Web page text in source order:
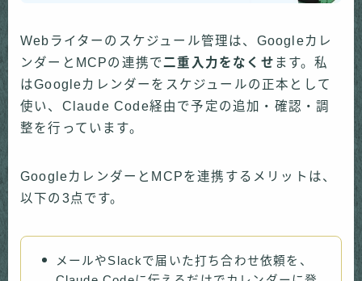
Webライターのスケジュール管理は、Googleカレ
ンダーとMCPの連携で二重入力をなくせ ます。私
はGoogleカレンダーをスケジュールの正本として
使い、Claude Code経由で予定の追加・確認・調
整を行っています。
GoogleカレンダーとMCPを連携するメリットは、
以下の3点です。
メールやSlackで届いた打ち合わせ依頼を、